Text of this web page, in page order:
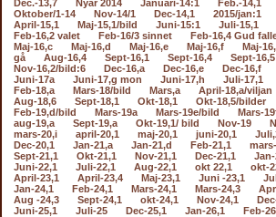
Dec.-13,7
Nyår 2014 Januari-14:1 Feb.-14,1
Oktober/1-14
Nov-14/1 Dec-14,1 2015/jan:1
April-15,1
Maj-15,1/bild Juni-15:1 Juli-15,1
Feb-16,2 valet
Feb-16/3 sinnet Feb-16,4 Gud
Maj-16,c
Maj-16,d Maj-16,e Maj-16,f Maj-
gå
Aug-16,4 Sept-16,1 Sept-16,4 Sept-16,5
Nov-16,2/bild:6
Dec-16,a Dec-16,e Dec-16,f
Juni-17a
Juni-17,g mon Juni-17,h Juli-17,1
Feb-18,a
Mars-18/bild Mars,a April-18,a/viljan
Aug-18,6
Sept-18,1 Okt-18,1 Okt-18,5/bilder
Feb-19,d/bild
Mars-19a Mars-19e/bild Mars-
aug-19,a
Sept-19,a Okt-19,1/ bild Nov-19
mars-20,i
april-20,1 maj-20,1 juni-20,1
Dec-20,1
Jan-21,a Jan-21,d Feb-21,1
Sept-21,1
Okt-21,1 Nov-21,1 Dec-21,1 Jan-
Juni-22,1
Juli-22,1 Aug-22,1 okt 22,1 okt-
April-23,1
April-23,4 Maj-23,1 Juni -23,1
Jan-24,1
Feb-24,1 Mars-24,1 Mars-24,3
Aug -24,3
Sept-24,1 okt-24,1 Nov-24,1
Juni-25,1
Juli-25 Dec-25,1 Jan-26,1 Feb-